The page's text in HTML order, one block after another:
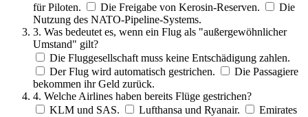
für Piloten.
Die Freigabe von Kerosin-Reserven.
Die
Nutzung des NATO-Pipeline-Systems.
3. Was bedeutet es, wenn ein Flug als "außergewöhnlicher
Umstand" gilt?
Die Fluggesellschaft muss keine Entschädigung zahlen.
Der Flug wird automatisch gestrichen.
Die Passagiere
bekommen ihr Geld zurück.
4. Welche Airlines haben bereits Flüge gestrichen?
KLM und SAS.
Lufthansa und Ryanair.
Emirates